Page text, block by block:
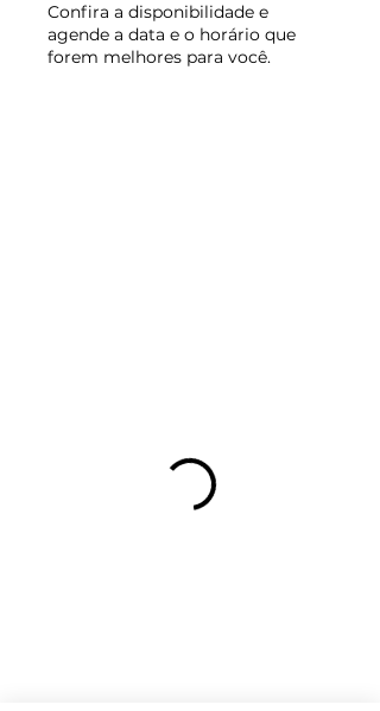
Confira a disponibilidade e
agende a data e o horário que
forem melhores para você.